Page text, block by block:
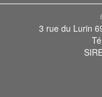
3 rue du Lurin